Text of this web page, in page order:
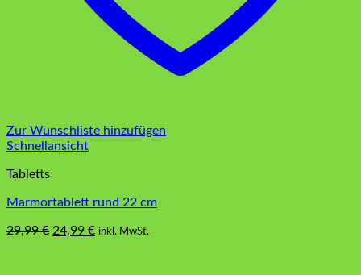
Zur Wunschliste hinzufügen
Schnellansicht
Tabletts
Marmortablett rund 22 cm
29,99€ Ursprünglicher
24,99 €Aktueller
inkl. MwSt.